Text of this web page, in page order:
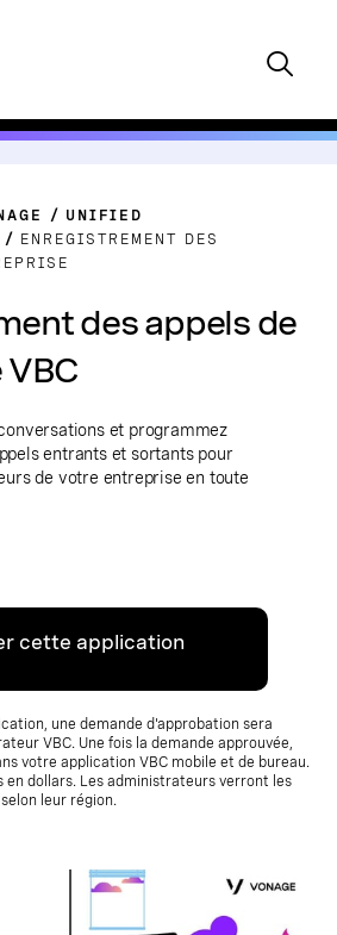
UNIFIED
ENREGISTREMENT DES
des appels de
et programmez
entrants et sortants pour
de votre entreprise en toute
cette application
une demande d'approbation sera
VBC. Une fois la demande approuvée,
votre application VBC mobile et de bureau.
en dollars. Les administrateurs verront les
leur région.